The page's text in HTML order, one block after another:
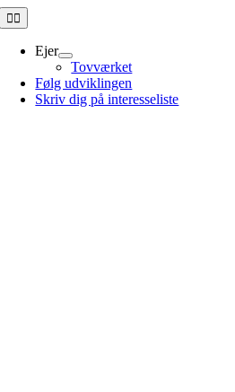
Skip
to
content
Toggle
Navigation
Ejer
Tovværket
Følg udviklingen
Skriv dig på interesseliste